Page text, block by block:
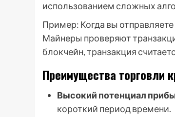
использованием сложных
Пример: Когда вы
Майнеры проверяют
блокчейн, транзакция
Преимущества торговли
Высокий потенциал
короткий период времени.